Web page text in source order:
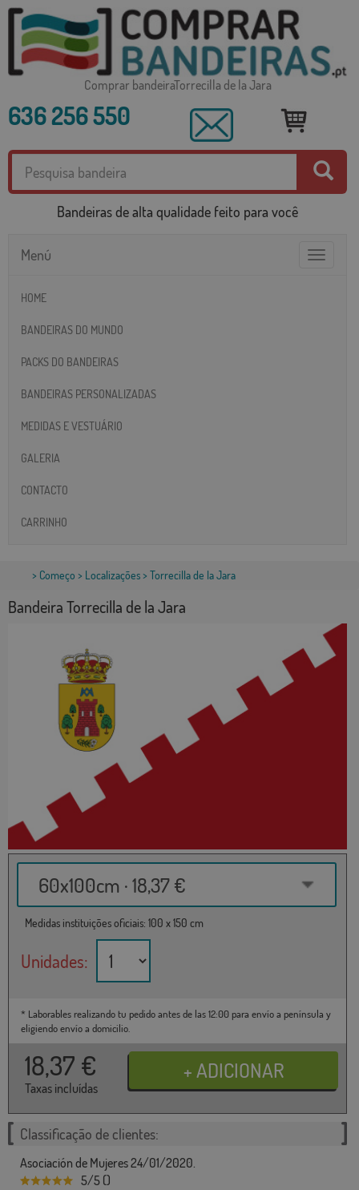
Comprar bandeiraTorrecilla de la Jara
636 256 550
Bandeiras de alta qualidade feito para você
Toggle
Menú
HOME
BANDEIRAS DO MUNDO
PACKS DO BANDEIRAS
BANDEIRAS PERSONALIZADAS
MEDIDAS E VESTUÁRIO
GALERIA
CONTACTO
CARRINHO
> Começo > Localizações> Torrecilla de la Jara
Bandeira Torrecilla de la Jara
60x100cm · 18,37 €
Medidas instituições oficiais: 100 x 150 cm
Unidades:
* Laborables realizando tu pedido antes de las 12:00 para envío a península y
eligiendo envío a domicilio.
18,37 €
Taxas incluídas
Classificação de clientes:
Asociación de Mujeres 24/01/2020.
5/5 ()